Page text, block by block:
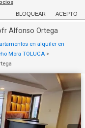
BLOQUEAR ACEPTO
Alfonso Ortega
en alquiler en
Mora TOLUCA >